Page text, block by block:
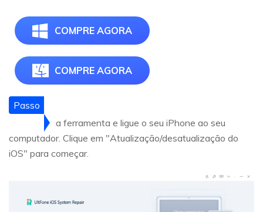
COMPRE AGORA
COMPRE AGORA
Passo
a ferramenta e ligue o seu iPhone ao seu
computador. Clique em "Atualização/desatualização do
iOS" para começar.